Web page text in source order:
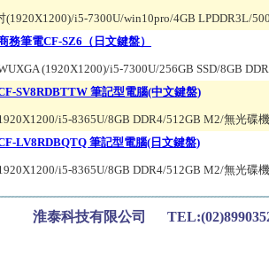
(1920X1200)/i5-7300U/win10pro/4GB LPDDR3L/
務筆電CF-SZ6（日文鍵盤）
(1920X1200)/i5-7300U/256GB SSD/8GB
SV8RDBTTW 筆記型電腦(中文鍵盤)
i5-8365U/8GB DDR4/512GB M2/無光碟
LV8RDBQTQ 筆記型電腦(日文鍵盤)
i5-8365U/8GB DDR4/512GB M2/無光碟
淮泰科技有限公司